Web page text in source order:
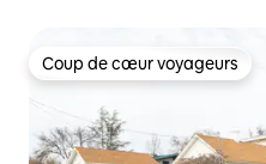
Coup de cœur voyageurs
Coup de cœur voyageurs